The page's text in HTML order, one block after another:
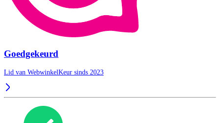
Goedgekeurd
Lid van WebwinkelKeur sinds 2023